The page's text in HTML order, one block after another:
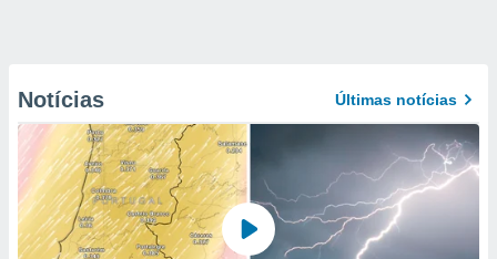
Notícias Últimas notícias